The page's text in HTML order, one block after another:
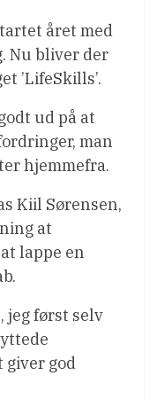
året med
Nu bliver der
’LifeSkills’.
ud på at
man
hjemmefra.
Kiil Sørensen,
at
lappe en
jeg først selv
giver god